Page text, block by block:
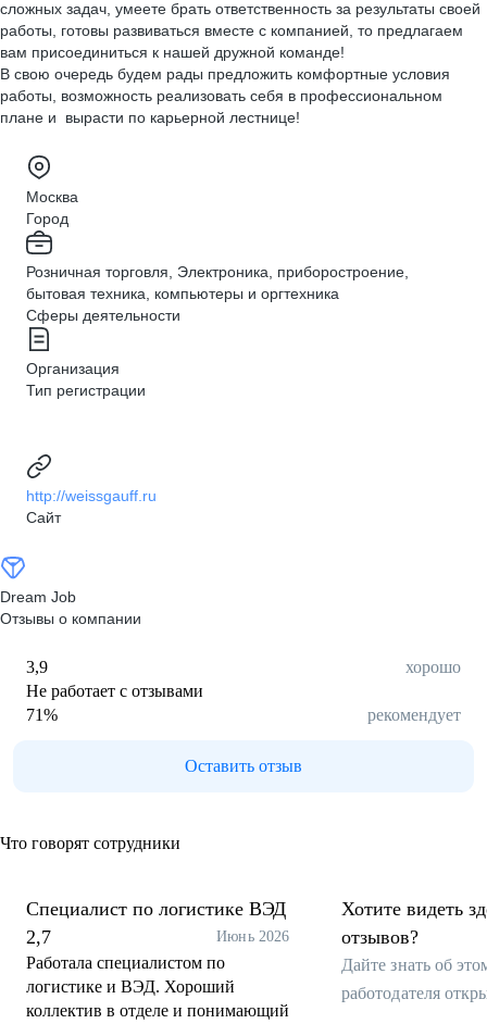
сложных задач, умеете брать ответственность за результаты своей
работы, готовы развиваться вместе с компанией, то предлагаем
вам присоединиться к нашей дружной команде!
В свою очередь будем рады предложить комфортные условия
работы, возможность реализовать себя в профессиональном
плане и вырасти по карьерной лестнице!
Москва
Город
Розничная торговля, Электроника, приборостроение,
бытовая техника, компьютеры и оргтехника
Сферы деятельности
Организация
Тип регистрации
http://weissgauff.ru
Сайт
Dream Job
Отзывы о компании
3,9
хорошо
Не работает с отзывами
71% рекомендует
Оставить отзыв
Что говорят сотрудники
Специалист по логистике ВЭД
2,7
Июнь 2026
Работала специалистом по
логистике и ВЭД. Хороший
коллектив в отделе и понимающий
Хотите видеть
отзывов?
Дайте знать об
работодателя